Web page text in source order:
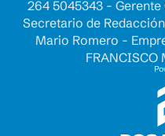
264 5045343 -
Secretario de
Mario Romero -
FRANCISCO